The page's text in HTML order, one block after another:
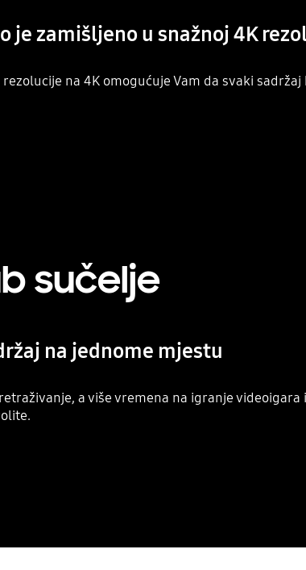
je zamišljeno u snažnoj 4K
na 4K omogućuje Vam da svaki
sučelje
na jednome mjestu
a više vremena na igranje